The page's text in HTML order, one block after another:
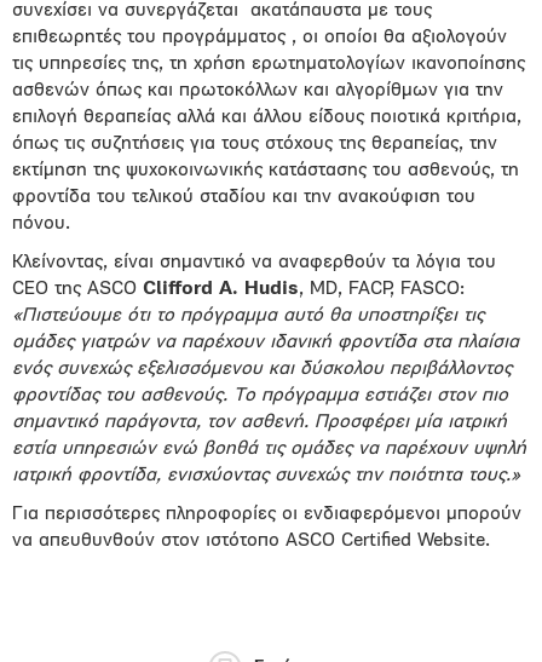
συνεχίσει να συνεργάζεται ακατάπαυστα με τους
επιθεωρητές του προγράμματος , οι οποίοι θα αξιολογούν
τις υπηρεσίες της, τη χρήση ερωτηματολογίων ικανοποίησης
ασθενών όπως και πρωτοκόλλων και αλγορίθμων για την
επιλογή θεραπείας αλλά και άλλου είδους ποιοτικά κριτήρια,
όπως τις συζητήσεις για τους στόχους της θεραπείας, την
εκτίμηση της ψυχοκοινωνικής κατάστασης του ασθενούς, τη
φροντίδα του τελικού σταδίου και την ανακούφιση του
πόνου.
Κλείνοντας, είναι σημαντικό να αναφερθούν τα λόγια του
CEO της ASCO Clifford A. Hudis, MD, FACP, FASCO:
«Πιστεύουμε ότι το πρόγραμμα αυτό θα υποστηρίξει τις
ομάδες γιατρών να παρέχουν ιδανική φροντίδα στα πλαίσια
ενός συνεχώς εξελισσόμενου και δύσκολου περιβάλλοντος
φροντίδας του ασθενούς. Το πρόγραμμα εστιάζει στον πιο
σημαντικό παράγοντα, τον ασθενή. Προσφέρει μία ιατρική
εστία υπηρεσιών ενώ βοηθά τις ομάδες να παρέχουν υψηλή
ιατρική φροντίδα, ενισχύοντας συνεχώς την ποιότητα τους.»
Για περισσότερες πληροφορίες οι ενδιαφερόμενοι μπορούν
να απευθυνθούν στον ιστότοπο ASCO Certified Website.